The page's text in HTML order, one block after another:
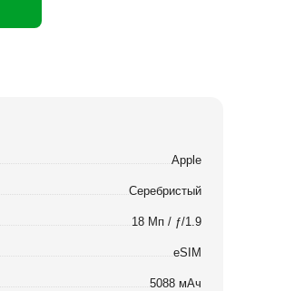
Apple
Серебристый
18 Мп / ƒ/1.9
eSIM
5088 мАч